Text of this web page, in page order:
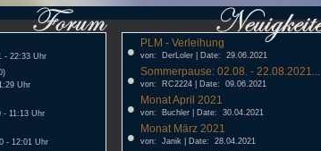
- 22:33 Uhr
Uhr
11:13 Uhr
- 12:01 Uhr
• PLM - Verleihung
von: DerLoler | Date: 29.06.2021
• Sommerpause: 02.08. - 22.08.2021...
von: RC2224 | Date: 09.06.2021
• Monat April 2021
von: Buchler | Date: 30.04.2021
• Monat März 2021
von: Janik | Date: 28.04.2021